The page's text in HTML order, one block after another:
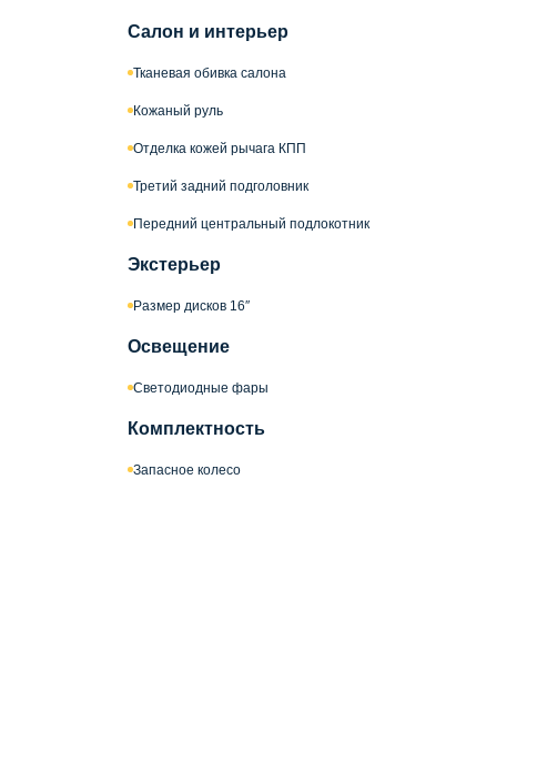
Салон и интерьер
Тканевая обивка салона
Кожаный руль
Отделка кожей рычага КПП
Третий задний подголовник
Передний центральный подлокотник
Экстерьер
Размер дисков 16″
Освещение
Светодиодные фары
Комплектность
Запасное колесо